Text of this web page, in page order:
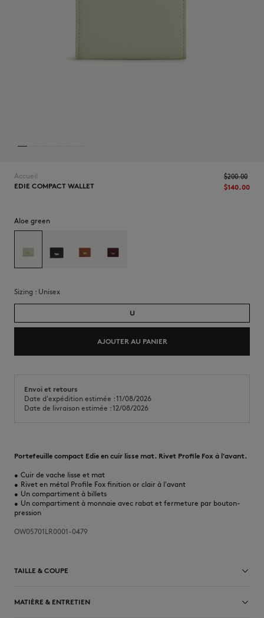
Accueil
EDIE COMPACT WALLET
$‌140.00
$‌200.00
Aloe green
Sizing : unisex
U
AJOUTER AU PANIER
Envoi et retours
Date d'expédition estimée : 11/08/2026
Date de livraison estimée : 12/08/2026
Portefeuille compact Edie en cuir lisse mat. Rivet Profile Fox à l'avant.
• Cuir de vache lisse et mat
• Rivet en métal Profile Fox finition or clair à l'avant
• Un compartiment à billets
• Un compartiment à monnaie avec rabat et fermeture par bouton-
pression
OW05701LR0001-0479
TAILLE & COUPE
Sizing : UNISEX
MATIÈRE & ENTRETIEN